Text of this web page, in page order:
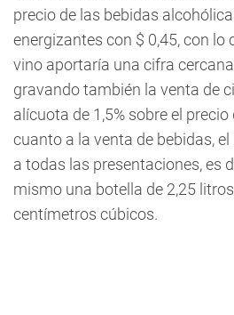
precio de las bebidas
energizantes con $ 0,45, con lo
vino aportaría una cifra
gravando también la venta de
alícuota de 1,5% sobre el precio
cuanto a la venta de bebidas,
a todas las presentaciones, es
mismo una botella de 2,25
centímetros cúbicos.